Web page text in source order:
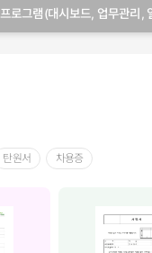
로그램(대시보드, 업무관리,
탄원서 차용증